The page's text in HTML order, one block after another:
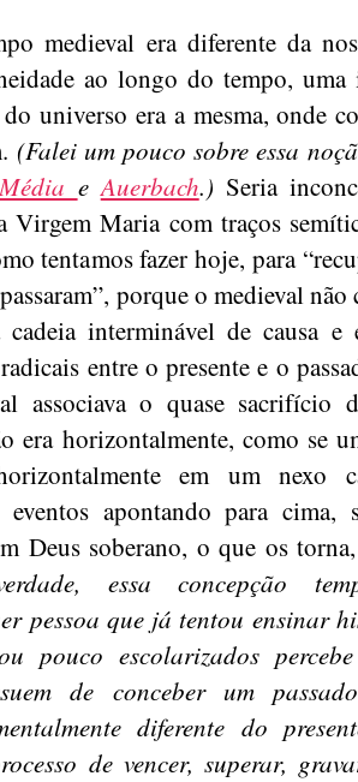
medieval era diferente da
ao longo do tempo, uma
universo era a mesma, onde
(Falei um pouco sobre essa
eAuerbach.) Seria
Virgem Maria com traços
tentamos fazer hoje, para
porque o medieval não
interminável de causa e
entre o presente e o
associava o quase sacrifício
era horizontalmente, como se
em um nexo
eventos apontando para cima,
Deus soberano, o que os
essa concepção
pessoa que já tentou ensinar
pouco escolarizados
de conceber um
diferente do
de vencer, superar,